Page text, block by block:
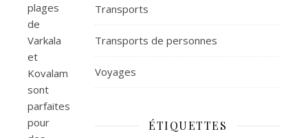
plages
de
Varkala
et
Kovalam
sont
parfaites
pour
Transports
Transports de personnes
Voyages
ÉTIQUETTES